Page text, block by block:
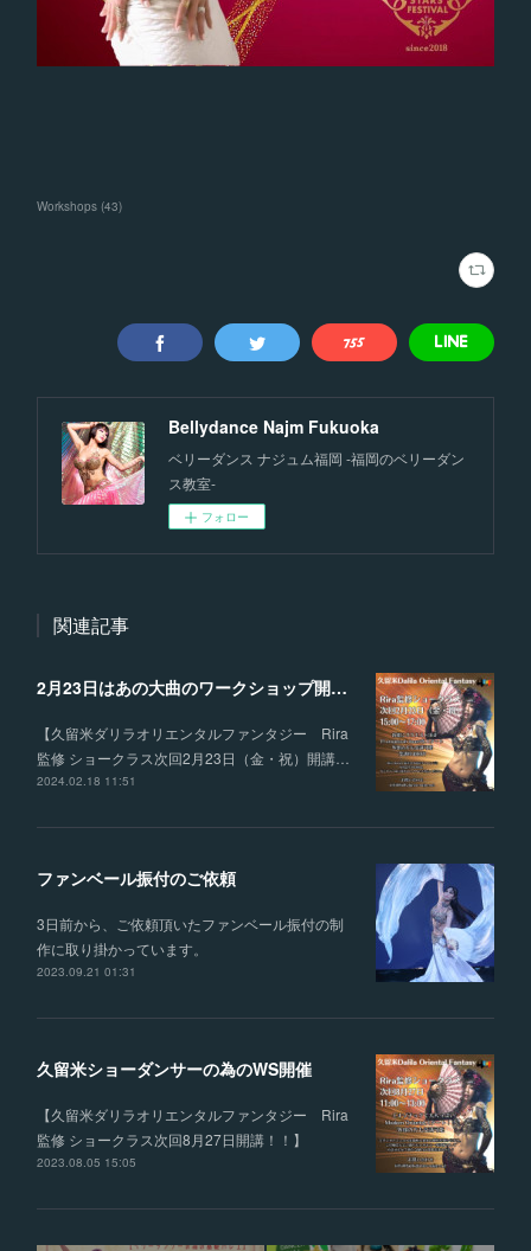
Workshops (43)
Bellydance Najm Fukuoka
ベリーダンス ナジュム福岡 -福岡のベリーダン
ス教室-
フォロー
関連記事
2月23日はあの大曲のワークショップ開講‼︎
【久留米ダリラオリエンタルファンタジー Rira
監修 ショークラス次回2月23日（金・祝）開講…
2024.02.18 11:51
ファンベール振付のご依頼
3日前から、ご依頼頂いたファンベール振付の制
作に取り掛かっています。
2023.09.21 01:31
久留米ショーダンサーの為のWS開催
【久留米ダリラオリエンタルファンタジー Rira
監修 ショークラス次回8月27日開講！！】
2023.08.05 15:05